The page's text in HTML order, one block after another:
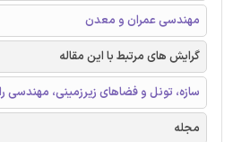
مهندسی عمران و معدن
گرایش های مرتبط با این مقاله
سازه، تونل و فضاهای زیرزمینی، مهندسی
مجله